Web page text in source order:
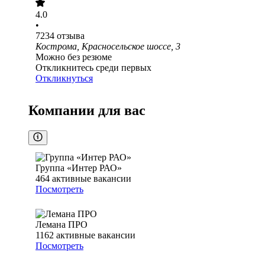
4.0
•
7234 отзыва
Кострома, Красносельское шоссе, 3
Можно без резюме
Откликнитесь среди первых
Откликнуться
Компании для вас
Группа «Интер РАО»
464 активные вакансии
Посмотреть
Лемана ПРО
1162 активные вакансии
Посмотреть